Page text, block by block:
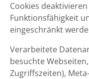
Cookies
Funktionsfähigkeit
eingeschränkt
Verarbeitete
besuchte
Zugriffszeiten),